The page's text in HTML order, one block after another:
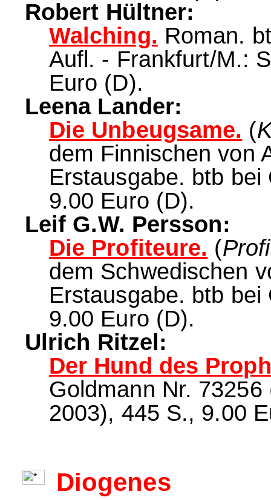
Robert Hültner:
Walching. Roman.
Aufl. - Frankfurt/M.:
Euro (D).
Leena Lander:
Die Unbeugsame. (
dem Finnischen von
Erstausgabe. btb
9.00 Euro (D).
Leif G.W. Persson:
Die Profiteure. (
dem Schwedischen
Erstausgabe. btb
9.00 Euro (D).
Ulrich Ritzel:
Der Hund des
Goldmann Nr.
2003), 445 S., 9.00
Diogenes